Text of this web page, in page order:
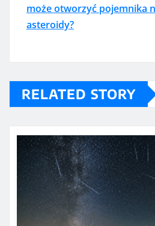
może otworzyć pojemnika
asteroidy?
RELATED STORY